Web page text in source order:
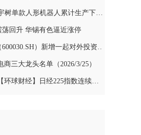
每日快讯!宇树单款人形机器人累计生产下线约11000台
荡回升 华锡有色逼近涨停
中信证券（600030.SH）新增一起对外投资，被投资公司为广州速德仓储有限公司|焦点日报
商三大龙头名单（2026/3/25）
当前热讯:【环球财经】日经225指数连续第二个交易日创收盘新高